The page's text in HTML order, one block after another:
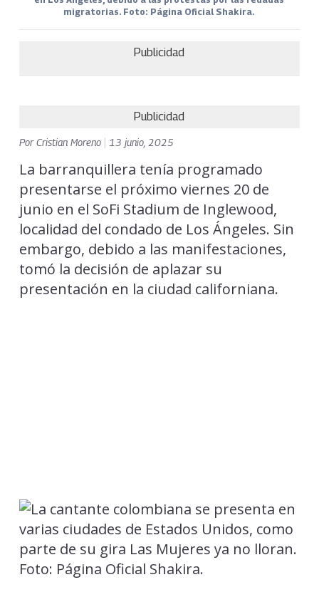
migratorias. Foto: Página Oficial Shakira.
Publicidad
Publicidad
PorCristian Moreno 13 junio, 2025
La barranquillera tenía programado
presentarse el próximo viernes 20 de
junio en el SoFi Stadium de Inglewood,
localidad del condado de Los Ángeles. Sin
embargo, debido a las manifestaciones,
tomó la decisión de aplazar su
presentación en la ciudad californiana.